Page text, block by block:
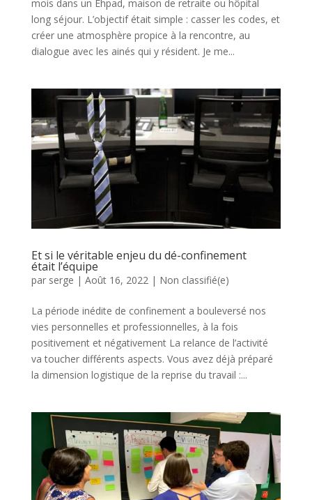
mois dans un Ehpad, maison de retraite ou hôpital
long séjour. L’objectif était simple : casser les codes, et
créer une atmosphère propice à la rencontre, au
dialogue avec les ainés qui y résident. Je me...
Et si le véritable enjeu du dé-confinement
était l’équipe
par serge | Août 16, 2022| Non classifié(e)
La période inédite de confinement a bouleversé nos
vies personnelles et professionnelles, à la fois
positivement et négativement La relance de l’activité
va toucher différents aspects. Vous avez déjà préparé
la dimension logistique de la reprise du travail :...